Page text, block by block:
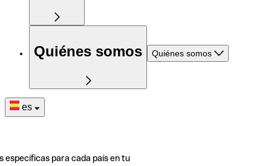
Quiénes somos Quiénes somos
es
específicas para cada país en tu